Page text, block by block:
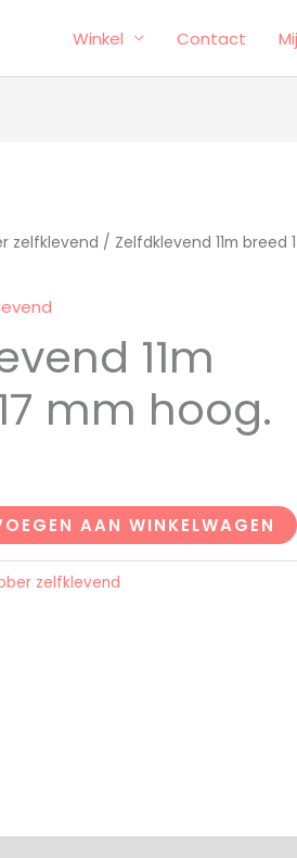
Winkel Contact
zelfklevend / Zelfdklevend 11m breed
11m
mm hoog.
AAN WINKELWAGEN
zelfklevend